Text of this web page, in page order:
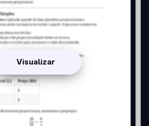
Visualizar